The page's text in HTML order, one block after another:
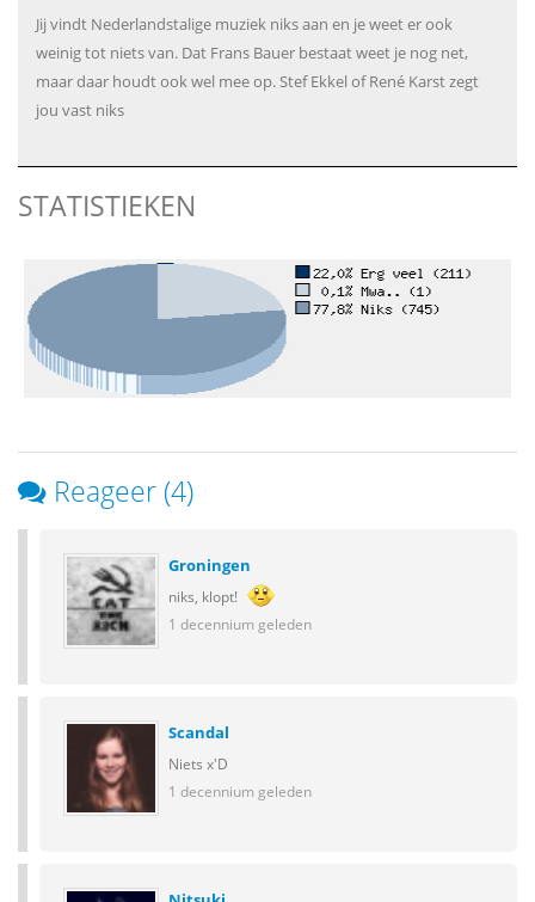
Jij vindt Nederlandstalige muziek niks aan en je weet er ook
weinig tot niets van. Dat Frans Bauer bestaat weet je nog net,
maar daar houdt ook wel mee op. Stef Ekkel of René Karst zegt
jou vast niks
STATISTIEKEN
Reageer (4)
Groningen
niks, klopt!
1 decennium geleden
Scandal
Niets x'D
1 decennium geleden